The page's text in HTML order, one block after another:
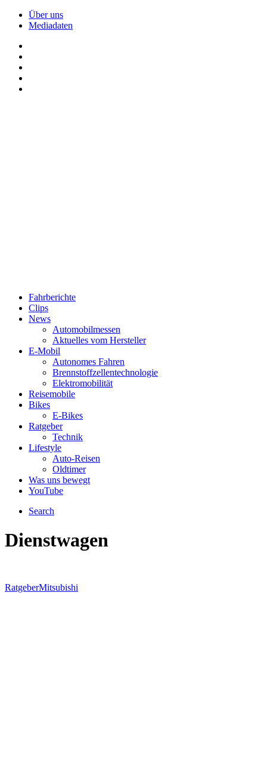
Über uns
Mediadaten
Fahrberichte
Clips
News
Automobilmessen
Aktuelles vom Hersteller
E-Mobil
Autonomes Fahren
Brennstoffzellentechnologie
Elektromobilität
Reisemobile
Bikes
E-Bikes
Ratgeber
Technik
Lifestyle
Auto-Reisen
Oldtimer
Was uns bewegt
YouTube
Search
Dienstwagen
RatgeberMitsubishi